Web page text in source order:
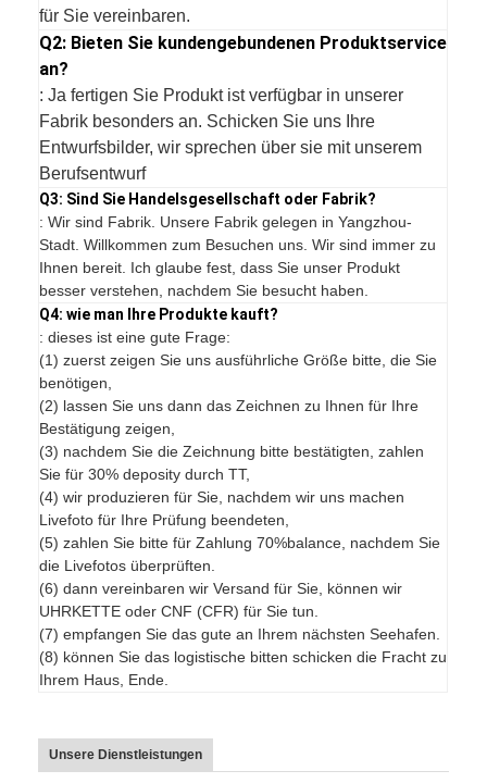
für Sie vereinbaren.
Q2: Bieten Sie kundengebundenen Produktservice
an?
: Ja fertigen Sie Produkt ist verfügbar in unserer
Fabrik besonders an. Schicken Sie uns Ihre
Entwurfsbilder, wir sprechen über sie mit unserem
Berufsentwurf
Q3: Sind Sie Handelsgesellschaft oder Fabrik?
: Wir sind Fabrik. Unsere Fabrik gelegen in Yangzhou-
Stadt. Willkommen zum Besuchen uns. Wir sind immer zu
Ihnen bereit. Ich glaube fest, dass Sie unser Produkt
besser verstehen, nachdem Sie besucht haben.
Q4: wie man Ihre Produkte kauft?
: dieses ist eine gute Frage:
(1) zuerst zeigen Sie uns ausführliche Größe bitte, die Sie
benötigen,
(2) lassen Sie uns dann das Zeichnen zu Ihnen für Ihre
Bestätigung zeigen,
(3) nachdem Sie die Zeichnung bitte bestätigten, zahlen
Sie für 30% deposity durch TT,
(4) wir produzieren für Sie, nachdem wir uns machen
Livefoto für Ihre Prüfung beendeten,
(5) zahlen Sie bitte für Zahlung 70%balance, nachdem Sie
die Livefotos überprüften.
(6) dann vereinbaren wir Versand für Sie, können wir
UHRKETTE oder CNF (CFR) für Sie tun.
(7) empfangen Sie das gute an Ihrem nächsten Seehafen.
(8) können Sie das logistische bitten schicken die Fracht zu
Ihrem Haus, Ende.
Unsere Dienstleistungen